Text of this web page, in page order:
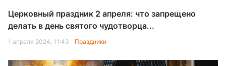
Церковный праздник 2 апреля: что запрещено
делать в день святого чудотворца...
1 апреля 2024, 11:43 Праздники